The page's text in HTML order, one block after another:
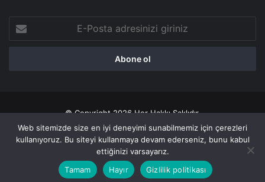
Posta
adresinizi
© Copyright 2026 Her Hakkı Saklıdır.
Gizlilik politikası
Facebook
X YouTubeInstagram
Web sitemizde size en iyi deneyimi sunabilmemiz için çerezleri
kullanıyoruz. Bu siteyi kullanmaya devam ederseniz, bunu kabul
ettiğinizi varsayarız.
Tamam
Hayır Gizlilik politikası